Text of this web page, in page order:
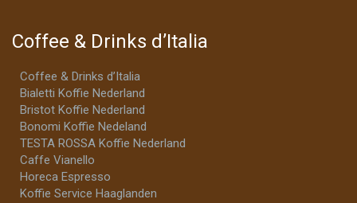
Coffee & Drinks d’Italia
Coffee & Drinks d’Italia
Bialetti Koffie Nederland
Bristot Koffie Nederland
Bonomi Koffie Nedeland
TESTA ROSSA Koffie Nederland
Caffe Vianello
Horeca Espresso
Koffie Service Haaglanden